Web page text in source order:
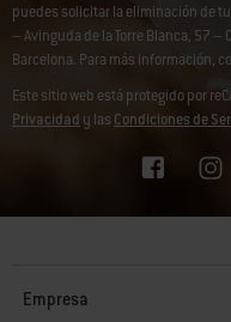
puedes solicitar la eliminación de
– Avinguda de la Torre Blanca, 57
Barcelona. Para más información,
Este sitio web está protegido por
Privacidad y las Condiciones de
Empresa